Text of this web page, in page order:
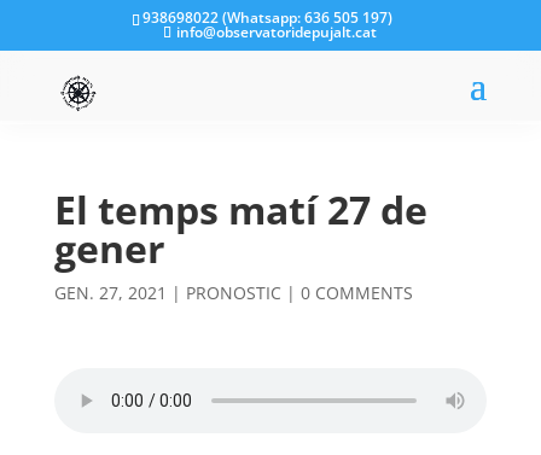
938698022 (Whatsapp: 636 505 197)
info@observatoridepujalt.cat
El temps matí 27 de
gener
GEN. 27, 2021 | PRONOSTIC | 0 COMMENTS